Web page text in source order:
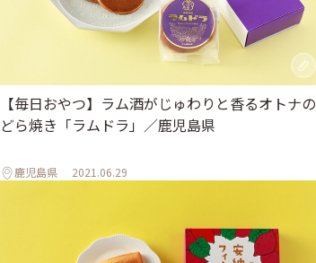
【毎日おやつ】ラム酒がじゅわりと香るオトナの
どら焼き「ラムドラ」／鹿児島県
鹿児島県 2021.06.29